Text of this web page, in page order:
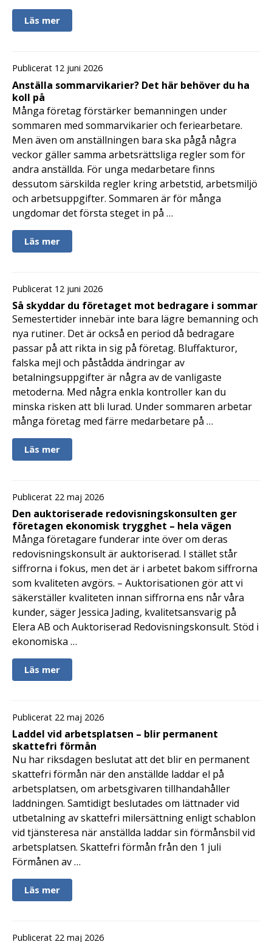
Läs mer
Publicerat 12 juni 2026
Anställa sommarvikarier? Det här behöver du ha
koll på
Många företag förstärker bemanningen under
sommaren med sommarvikarier och feriearbetare.
Men även om anställningen bara ska pågå några
veckor gäller samma arbetsrättsliga regler som för
andra anställda. För unga medarbetare finns
dessutom särskilda regler kring arbetstid, arbetsmiljö
och arbetsuppgifter. Sommaren är för många
ungdomar det första steget in på …
Läs mer
Publicerat 12 juni 2026
Så skyddar du företaget mot bedragare i sommar
Semestertider innebär inte bara lägre bemanning och
nya rutiner. Det är också en period då bedragare
passar på att rikta in sig på företag. Bluffakturor,
falska mejl och påstådda ändringar av
betalningsuppgifter är några av de vanligaste
metoderna. Med några enkla kontroller kan du
minska risken att bli lurad. Under sommaren arbetar
många företag med färre medarbetare på …
Läs mer
Publicerat 22 maj 2026
Den auktoriserade redovisningskonsulten ger
företagen ekonomisk trygghet – hela vägen
Många företagare funderar inte över om deras
redovisningskonsult är auktoriserad. I stället står
siffrorna i fokus, men det är i arbetet bakom siffrorna
som kvaliteten avgörs. – Auktorisationen gör att vi
säkerställer kvaliteten innan siffrorna ens når våra
kunder, säger Jessica Jading, kvalitetsansvarig på
Elera AB och Auktoriserad Redovisningskonsult. Stöd i
ekonomiska …
Läs mer
Publicerat 22 maj 2026
Laddel vid arbetsplatsen – blir permanent
skattefri förmån
Nu har riksdagen beslutat att det blir en permanent
skattefri förmån när den anställde laddar el på
arbetsplatsen, om arbetsgivaren tillhandahåller
laddningen. Samtidigt beslutades om lättnader vid
utbetalning av skattefri milersättning enligt schablon
vid tjänsteresa när anställda laddar sin förmånsbil vid
arbetsplatsen. Skattefri förmån från den 1 juli
Förmånen av …
Läs mer
Publicerat 22 maj 2026